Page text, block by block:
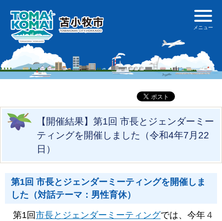
【開催結果】第1回 市長とジェンダーミー
ティングを開催しました（令和4年7月22
日）
第1回 市長とジェンダーミーティングを開催しま
した（対話テーマ：男性育休）
第1回市長とジェンダーミーティングでは、今年 ４